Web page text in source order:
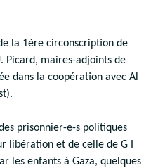
la 1ère circonscription de
Picard, maires-adjoints de
dans la coopération avec Al
prisonnier-e-s politiques
libération et de celle de G I
les enfants à Gaza, quelques